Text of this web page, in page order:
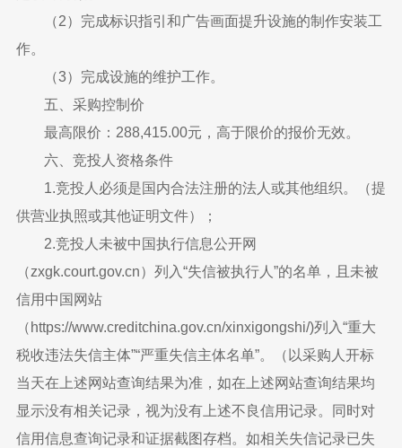
（2）完成标识指引和广告画面提升设施的制作安装工
作。
（3）完成设施的维护工作。
五、采购控制价
最高限价：288,415.00元，高于限价的报价无效。
六、竞投人资格条件
1.竞投人必须是国内合法注册的法人或其他组织。（提
供营业执照或其他证明文件）；
2.竞投人未被中国执行信息公开网
（zxgk.court.gov.cn）列入“失信被执行人”的名单，且未被
信用中国网站
（https://www.creditchina.gov.cn/xinxigongshi/)列入“重大
税收违法失信主体”“严重失信主体名单”。（以采购人开标
当天在上述网站查询结果为准，如在上述网站查询结果均
显示没有相关记录，视为没有上述不良信用记录。同时对
信用信息查询记录和证据截图存档。如相关失信记录已失